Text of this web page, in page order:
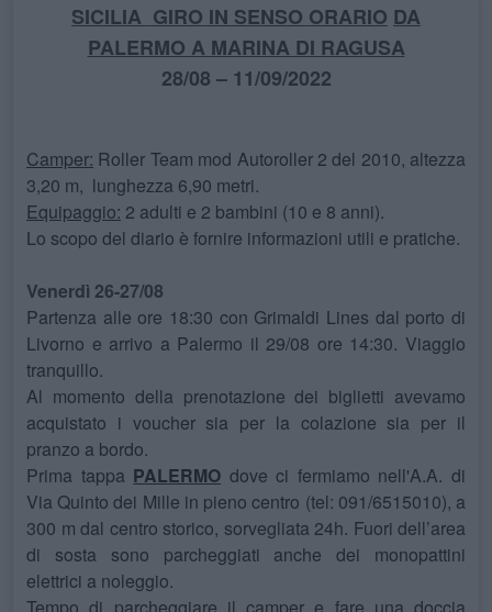
SICILIA GIRO IN SENSO ORARIO DA
PALERMO A MARINA DI RAGUSA
28/08 – 11/09/2022
Camper: Roller Team mod Autoroller 2 del 2010, altezza
3,20 m, lunghezza 6,90 metri.
Equipaggio: 2 adulti e 2 bambini (10 e 8 anni).
Lo scopo del diario è fornire informazioni utili e pratiche.
Venerdì 26-27/08
Partenza alle ore 18:30 con Grimaldi Lines dal porto di
Livorno e arrivo a Palermo il 29/08 ore 14:30. Viaggio
tranquillo.
Al momento della prenotazione dei biglietti avevamo
acquistato i voucher sia per la colazione sia per il
pranzo a bordo.
Prima tappa PALERMO dove ci fermiamo nell'A.A. di
Via Quinto dei Mille in pieno centro (tel: 091/6515010), a
300 m dal centro storico, sorvegliata 24h. Fuori dell’area
di sosta sono parcheggiati anche dei monopattini
elettrici a noleggio.
Tempo di parcheggiare il camper e fare una doccia